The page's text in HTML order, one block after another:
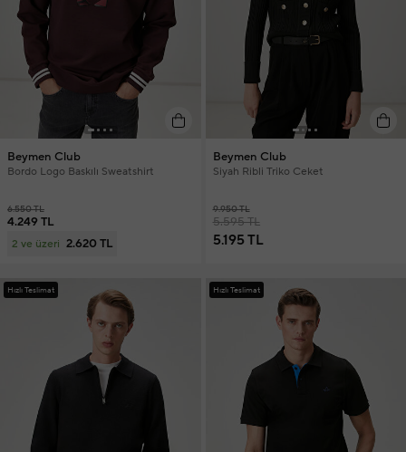
Beymen Club
Bordo Logo Baskılı Sweatshirt
6.550 TL
4.249 TL
2 ve üzeri 2.620 TL
Beymen Club
Siyah Ribli Triko Ceket
9.950 TL
5.595 TL
5.195 TL
Hızlı Teslimat Hızlı Teslimat